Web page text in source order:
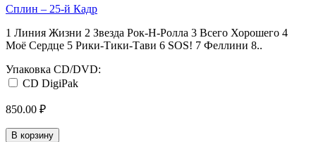
Сплин ‎– 25-й Кадр
1 Линия Жизни 2 Звезда Рок-Н-Ролла 3 Всего Хорошего 4
Моё Сердце 5 Рики-Тики-Тави 6 SOS! 7 Феллини 8..
Упаковка CD/DVD:
CD DigiPak
850.00 ₽
В корзину